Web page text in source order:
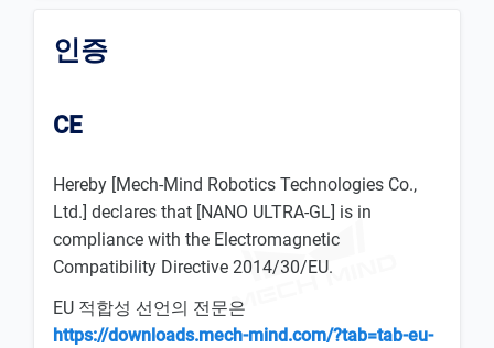
인증
CE
Hereby [Mech-Mind Robotics Technologies Co.,
Ltd.] declares that [NANO ULTRA-GL] is in
compliance with the Electromagnetic
Compatibility Directive 2014/30/EU.
EU 적합성 선언의 전문은
https://downloads.mech-mind.com/?tab=tab-eu-